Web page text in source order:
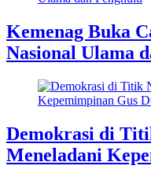
Kemenag Buka
Nasional Ulama
Demokrasi di
Meneladani